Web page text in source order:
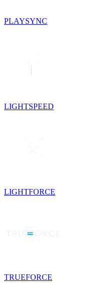
PLAYSYNC
LIGHTSPEED
LIGHTFORCE
TRUEFORCE